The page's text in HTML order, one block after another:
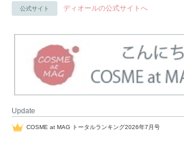
公式サイト ディオールの公式サイトへ
Update
COSME at MAG トータルランキング2026年7月号